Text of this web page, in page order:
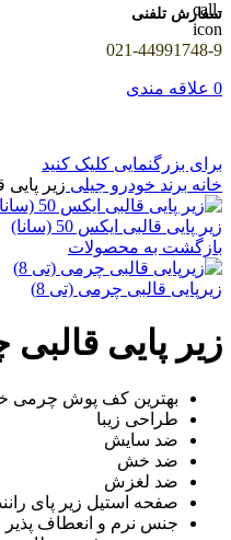
سفارش تلفنی
021-44991748-9
0 علاقه مندی
برای بزرگنمایی کلیک کنید
خانه برند خودرو جیلی زیر
زیر پایی قالبی ایکس 50 (سانا)
بازگشت به محصولات
زیرپایی قالبی چرمی (تی 8)
زیر پایی
بهترین کف پوش چرمی
طراحی زیبا
ضد سایش
ضد خش
ضد لغزش
صفحه استیل زیر پای
جنس نرم و انعطاف پذیر